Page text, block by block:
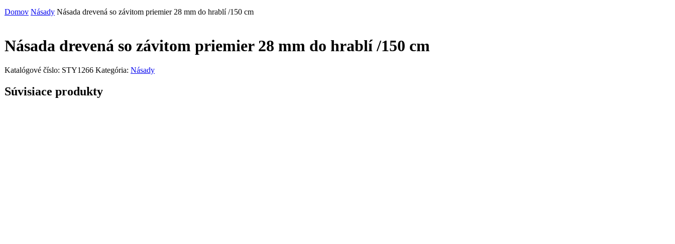
Domov Násady Násada drevená so závitom priemier 28 mm do hrablí /150 cm
Násada drevená so závitom priemier 28 mm do hrablí /150 cm
Katalógové číslo: STY1266 Kategória: Násady
Súvisiace produkty